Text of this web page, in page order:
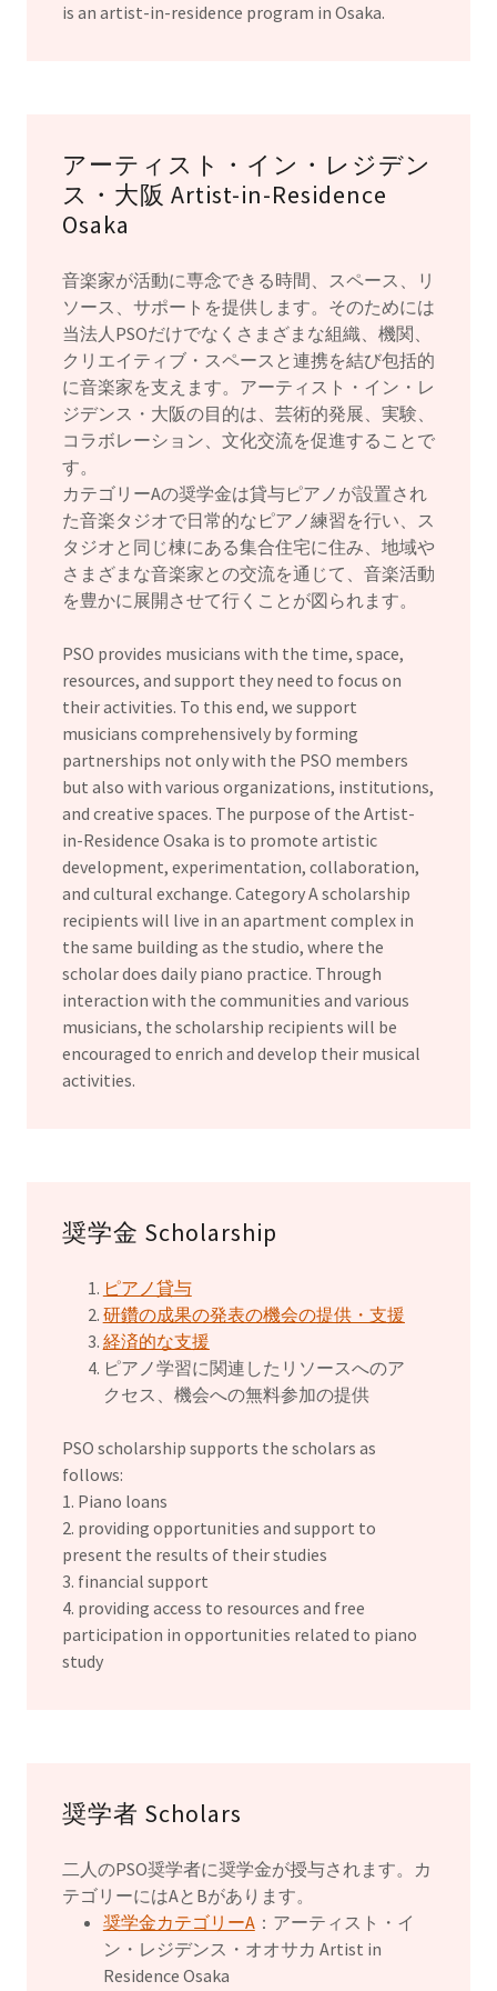
is an artist-in-residence program in Osaka.
アーティスト・イン・レジデン
ス・大阪 Artist-in-Residence
Osaka
音楽家が活動に専念できる時間、スペース、リ
ソース、サポートを提供します。そのためには
当法人PSOだけでなくさまざまな組織、機関、
クリエイティブ・スペースと連携を結び包括的
に音楽家を支えます。アーティスト・イン・レ
ジデンス・大阪の目的は、芸術的発展、実験、
コラボレーション、文化交流を促進することで
す。
カテゴリーAの奨学金は貸与ピアノが設置され
た音楽タジオで日常的なピアノ練習を行い、ス
タジオと同じ棟にある集合住宅に住み、地域や
さまざまな音楽家との交流を通じて、音楽活動
を豊かに展開させて行くことが図られます。
PSO provides musicians with the time, space,
resources, and support they need to focus on
their activities. To this end, we support
musicians comprehensively by forming
partnerships not only with the PSO members
but also with various organizations, institutions,
and creative spaces. The purpose of the Artist-
in-Residence Osaka is to promote artistic
development, experimentation, collaboration,
and cultural exchange. Category A scholarship
recipients will live in an apartment complex in
the same building as the studio, where the
scholar does daily piano practice. Through
interaction with the communities and various
musicians, the scholarship recipients will be
encouraged to enrich and develop their musical
activities.
奨学金 Scholarship
ピアノ貸与
研鑽の成果の発表の機会の提供・支援
経済的な支援
ピアノ学習に関連したリソースへのア
クセス、機会への無料参加の提供
PSO scholarship supports the scholars as
follows:
1. Piano loans
2. providing opportunities and support to
present the results of their studies
3. financial support
4. providing access to resources and free
participation in opportunities related to piano
study
奨学者 Scholars
二人のPSO奨学者に奨学金が授与されます。カ
テゴリーにはAとBがあります。
奨学金カテゴリーA：アーティスト・イ
ン・レジデンス・オオサカ Artist in
Residence Osaka